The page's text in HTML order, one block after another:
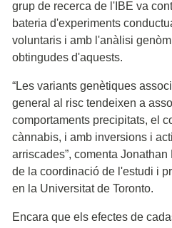
grup de recerca de l'IBE va
bateria d'experiments
voluntaris i amb l'anàlisi
obtingudes d'aquests.
“Les variants genètiques
general al risc tendeixen a
comportaments precipitats, el
cànnabis, i amb inversions i
arriscades”, comenta
de la coordinació de l'estudi i
en la Universitat de Toronto.
Encara que els efectes de